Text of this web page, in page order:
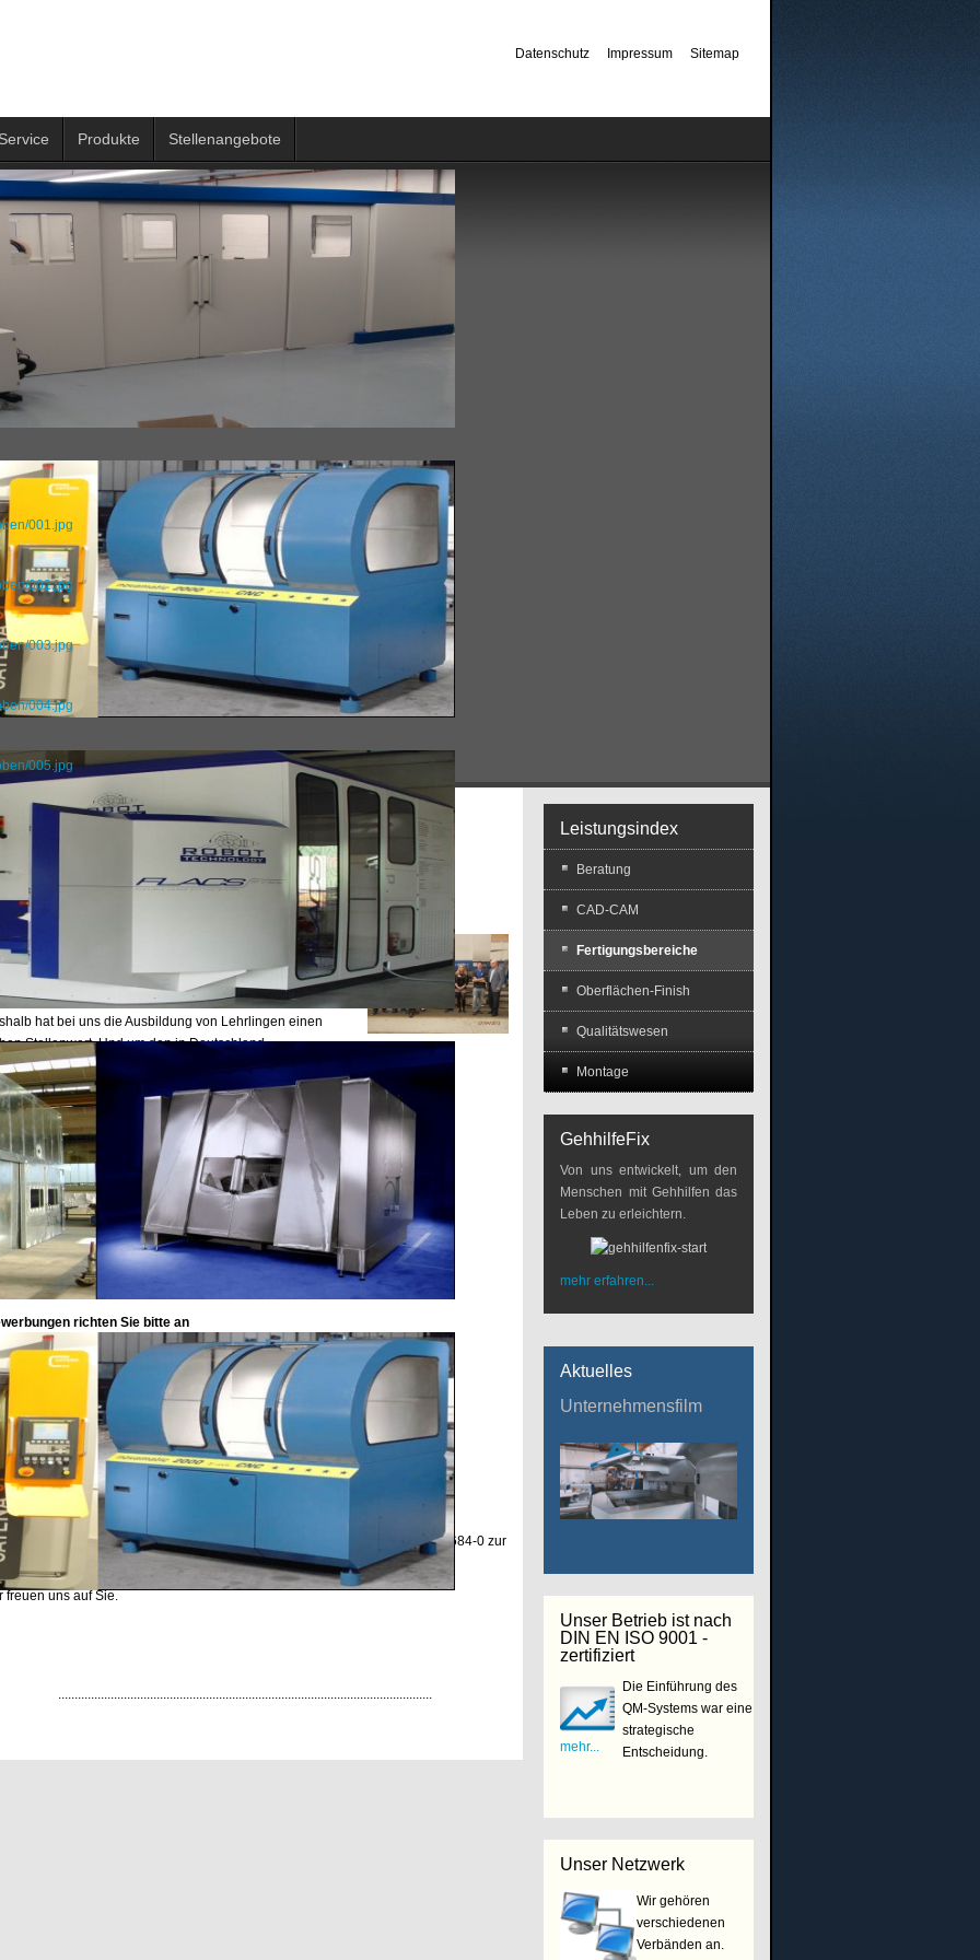
Datenschutz Impressum Sitemap
Produkte Stellenangebote
001.jpg
002.jpg
003.jpg
004.jpg
005.jpg
bei Reeb
sind ein Ausbildungsbetrieb
wissen die praxisnahe Qualifikation sehr zu schätzen,
hat bei uns die Ausbildung von Lehrlingen einen
Stellenwert. Und um den in Deutschland
Fachkräftemangel entgegen zu wirken,
wir unseren Beitrag, in dem jeder leistungsbereite
noch eine echte Chance auf eine Lehrstelle bei
hat.
stellt folgende Ausbildungsplätze zur Verfügung:
Konstruktionsmechaniker Fachrichtung Feinblechbau (m/w/d)
richten Sie bitte an
GmbH & Co. KG
Berger
20
Remchingen
m.berger@reeb.de
weitere Fragen steht Ihnen Frau Feltl gerne auch telefonisch unter 07232/3684-0 zur
freuen uns auf Sie.
..................................................................................................................
Leistungsindex
Beratung
CAD-CAM
Fertigungsbereiche
Oberflächen-Finish
Qualitätswesen
Montage
GehhilfeFix
Von uns entwickelt, um den
Menschen mit Gehhilfen das
Leben zu erleichtern.
mehr erfahren...
Aktuelles
Unternehmensfilm
Unser Betrieb ist nach
DIN EN ISO 9001 -
zertifiziert
mehr...
Die Einführung des
QM-Systems war eine
strategische
Entscheidung.
Unser Netzwerk
Wir gehören
verschiedenen
Verbänden an.